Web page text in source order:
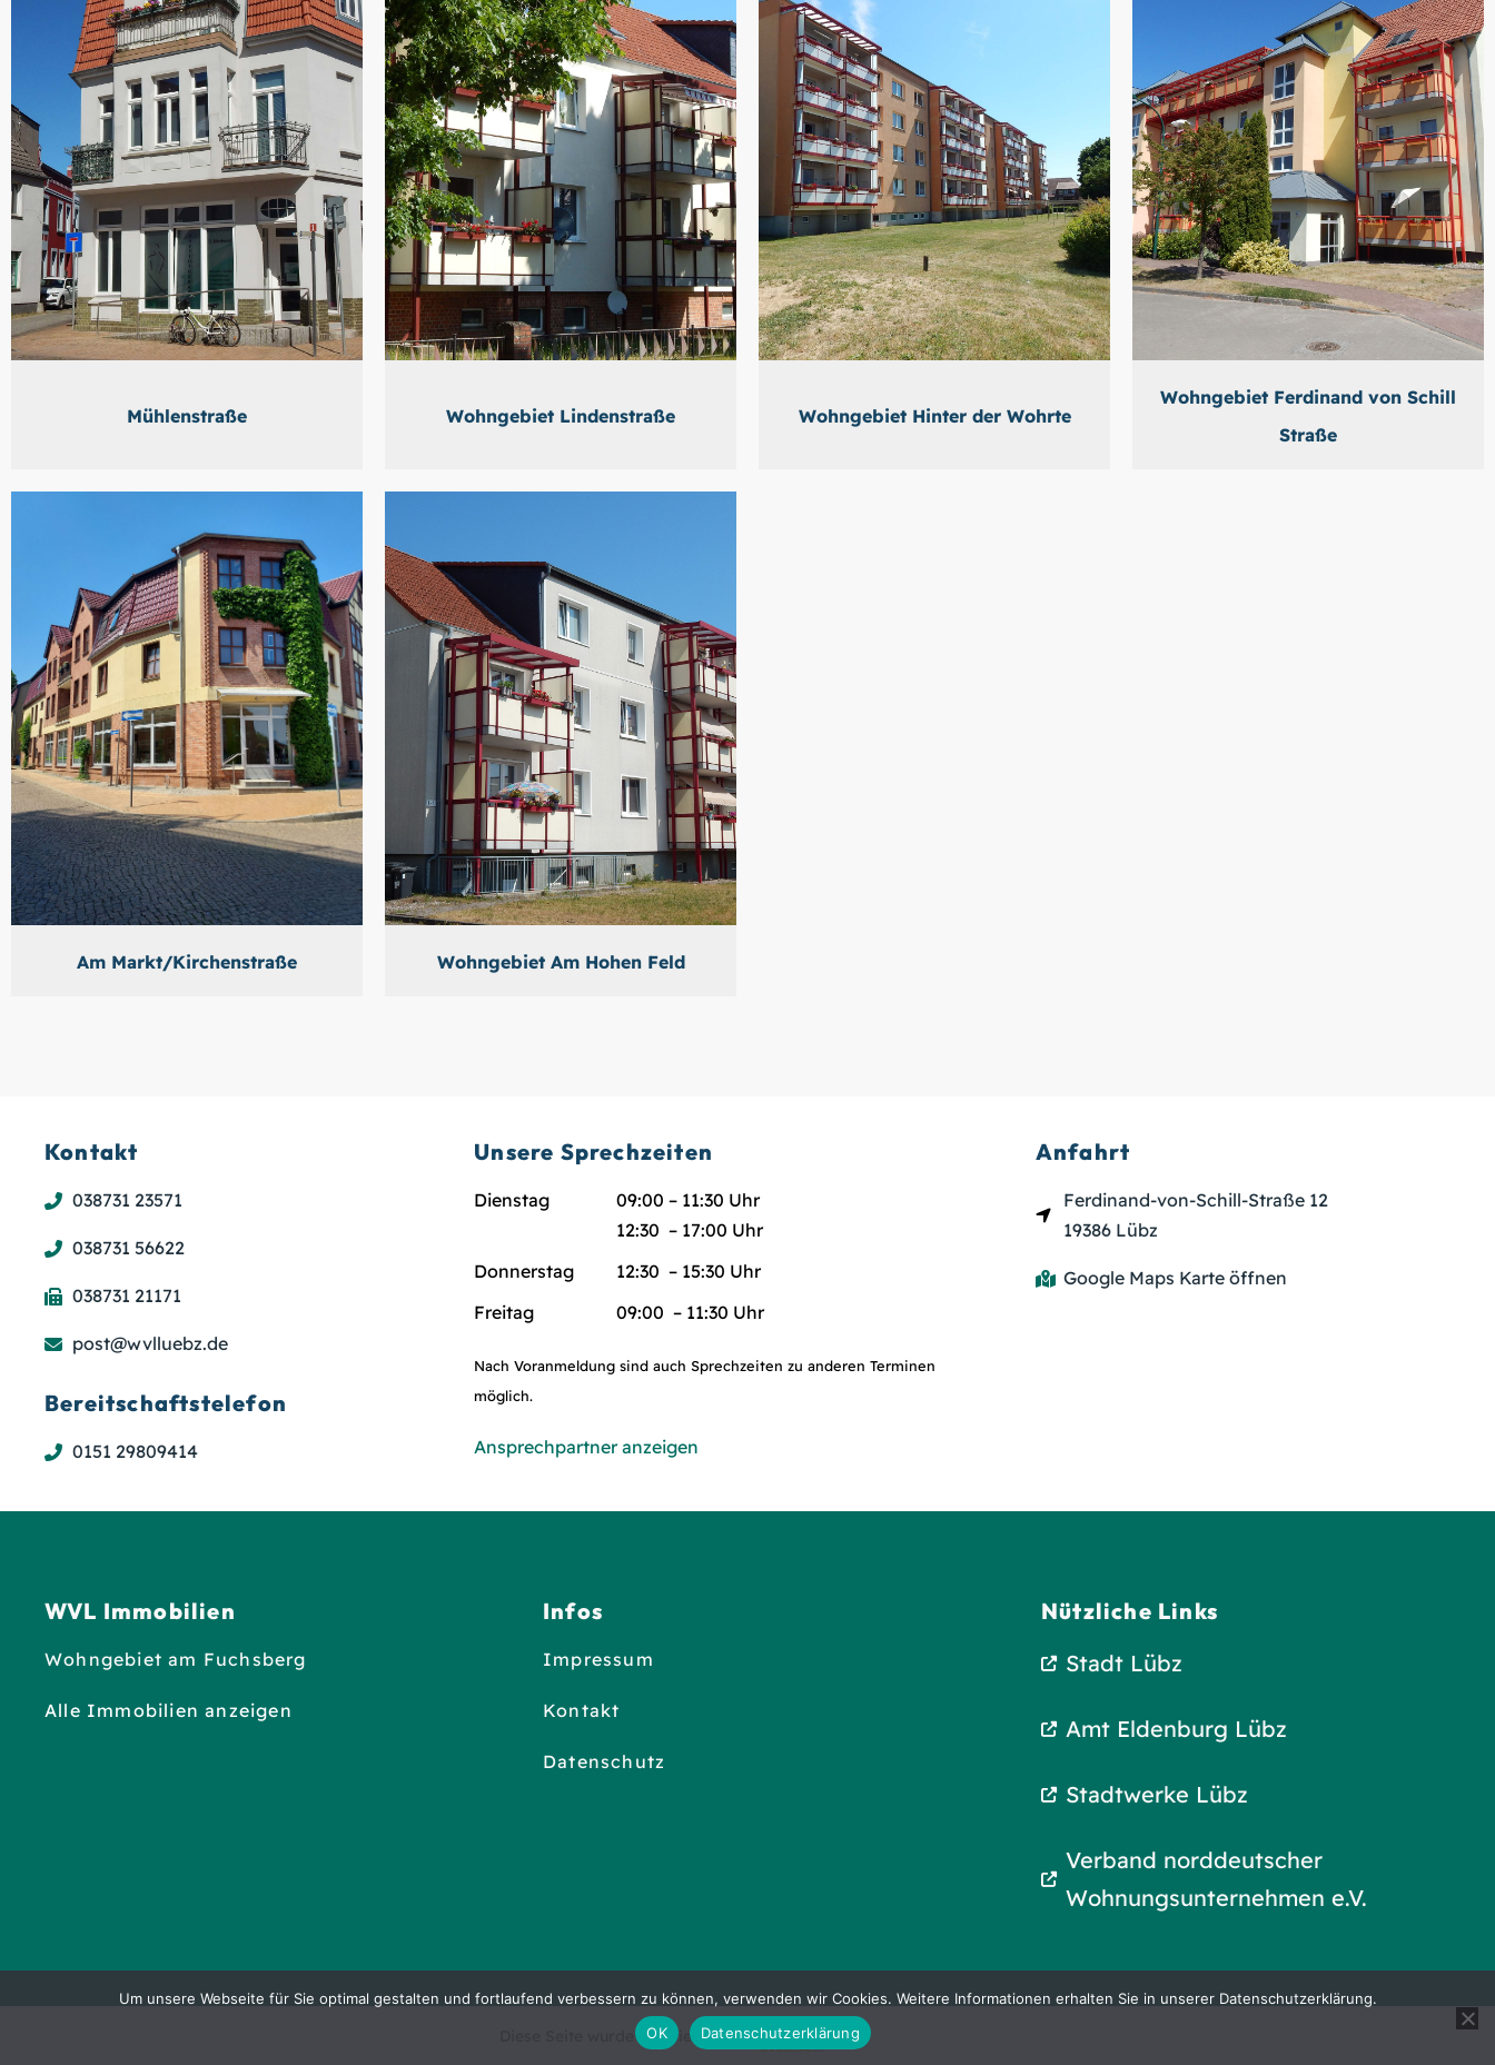
Mühlenstraße Wohngebiet Lindenstraße Wohngebiet Hinter der Wohrte
Wohngebiet Ferdinand von Schill
Straße
Am Markt/Kirchenstraße Wohngebiet Am Hohen Feld
Kontakt
038731 23571
038731 56622
038731 21171
post@wvlluebz.de
Bereitschaftstelefon
0151 29809414
Unsere Sprechzeiten
Dienstag
09:00 – 11:30 Uhr
12:30 – 17:00 Uhr
Donnerstag
12:30 – 15:30 Uhr
Freitag
09:00 – 11:30 Uhr
Nach Voranmeldung sind auch Sprechzeiten zu anderen Terminen
möglich.
Ansprechpartner anzeigen
Anfahrt
Ferdinand-von-Schill-Straße 12
19386 Lübz
Google Maps Karte öffnen
WVL Immobilien
Wohngebiet am Fuchsberg
Alle Immobilien anzeigen
Infos
Impressum
Kontakt
Datenschutz
Nützliche Links
Stadt Lübz
Amt Eldenburg Lübz
Stadtwerke Lübz
Verband norddeutscher
Wohnungsunternehmen e.V.
Diese Seite wurde realisiert von
Um unsere Webseite für Sie optimal gestalten und fortlaufend verbessern zu können, verwenden wir Cookies. Weitere Informationen erhalten Sie in unserer Datenschutzerklärung.
OK
Datenschutzerklärung